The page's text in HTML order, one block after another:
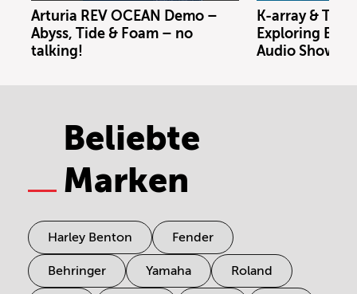
Arturia REV OCEAN Demo –
Abyss, Tide & Foam – no
talking!
K-array &
Exploring
Audio
Beliebte
Marken
Harley Benton Fender
Behringer Yamaha Roland